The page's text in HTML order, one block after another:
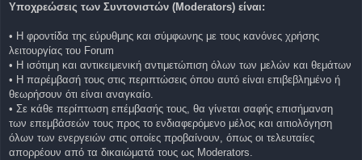
Υποχρεώσεις των Συντονιστών (Moderators) είναι:
• Η φροντίδα της εύρυθμης και σύμφωνης με τους κανόνες χρήσης
λειτουργίας του Forum
• Η ισότιμη και αντικειμενική αντιμετώπιση όλων των μελών και θεμάτων
• Η παρέμβασή τους στις περιπτώσεις όπου αυτό είναι επιβεβλημένο ή
θεωρήσουν ότι είναι αναγκαίο.
• Σε κάθε περίπτωση επέμβασής τους, θα γίνεται σαφής επισήμανση
των επεμβάσεών τους προς το ενδιαφερόμενο μέλος και αιτιολόγηση
όλων των ενεργειών στις οποίες προβαίνουν, όπως οι τελευταίες
απορρέουν από τα δικαιώματά τους ως Moderators.